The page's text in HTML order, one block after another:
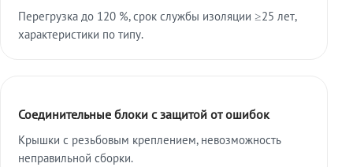
Перегрузка до 120 %, срок службы изоляции ≥25 лет,
характеристики по типу.
Соединительные блоки с защитой от ошибок
Крышки с резьбовым креплением, невозможность
неправильной сборки.